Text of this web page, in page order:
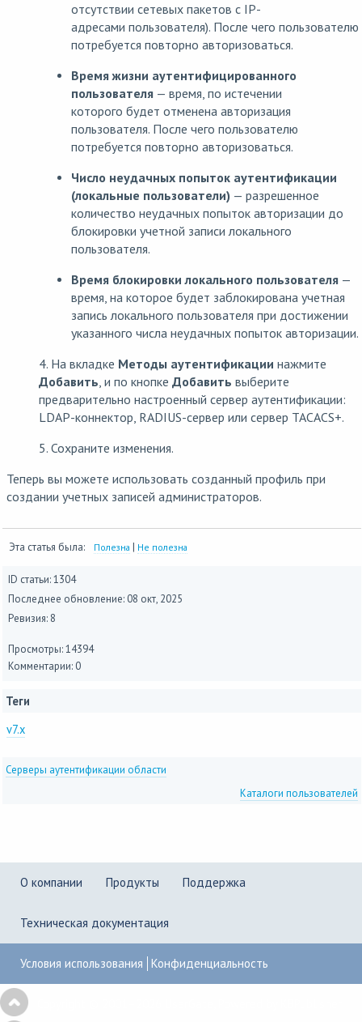
отсутствии сетевых пакетов с IP-
адресами пользователя). После чего пользователю
потребуется повторно авторизоваться.
Время жизни аутентифицированного
пользователя — время, по истечении
которого будет отменена авторизация
пользователя. После чего пользователю
потребуется повторно авторизоваться.
Число неудачных попыток аутентификации
(локальные пользователи) — разрешенное
количество неудачных попыток авторизации до
блокировки учетной записи локального
пользователя.
Время блокировки локального пользователя —
время, на которое будет заблокирована учетная
запись локального пользователя при достижении
указанного числа неудачных попыток авторизации.
4. На вкладке Методы аутентификации нажмите
Добавить, и по кнопке Добавить выберите
предварительно настроенный сервер аутентификации:
LDAP-коннектор, RADIUS-сервер или сервер TACACS+.
5. Сохраните изменения.
Теперь вы можете использовать созданный профиль при
создании учетных записей администраторов.
Эта статья была: Полезна | Не полезна
ID статьи: 1304
Последнее обновление: 08 окт, 2025
Ревизия: 8
Просмотры: 14394
Комментарии: 0
Теги
v7.x
Серверы аутентификации области
Каталоги пользователей
О компании Продукты Поддержка
Техническая документация
Условия использования Конфиденциальность